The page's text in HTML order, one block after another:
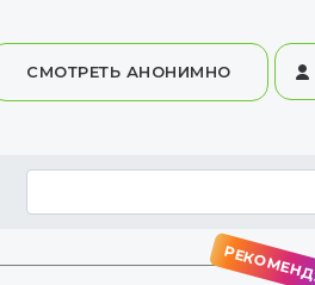
СМОТРЕТЬ АНОНИМНО